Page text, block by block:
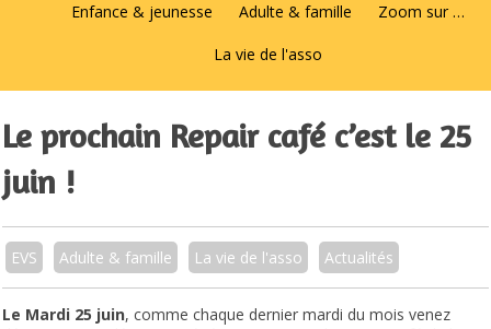
Enfance & jeunesse Adulte & famille Zoom sur …
La vie de l'asso
Le prochain Repair café c’est le 25
juin !
EVS Adulte & famille La vie de l'asso Actualités
Le Mardi 25 juin, comme chaque dernier mardi du mois venez